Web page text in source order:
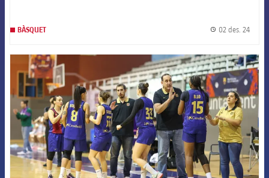
BÀSQUET 02 des. 24
FCB Barcelona badge